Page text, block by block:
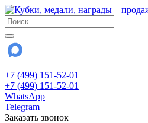
+7 (499) 151-52-01
+7 (499) 151-52-01
WhatsApp
Telegram
Заказать звонок